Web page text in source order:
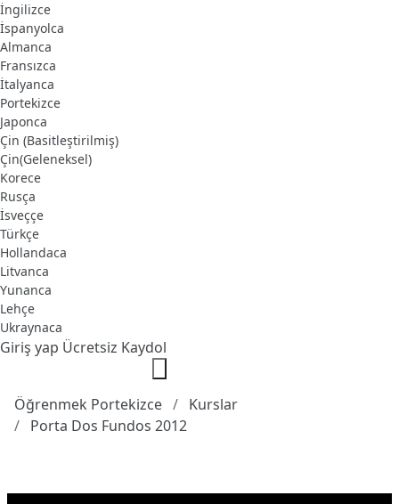
İngilizce
İspanyolca
Almanca
Fransızca
İtalyanca
Portekizce
Japonca
Çin (Basitleştirilmiş)
Çin(Geleneksel)
Korece
Rusça
İsveççe
Türkçe
Hollandaca
Litvanca
Yunanca
Lehçe
Ukraynaca
Giriş yap Ücretsiz Kaydol
Öğrenmek Portekizce
Kurslar
Porta Dos Fundos 2012